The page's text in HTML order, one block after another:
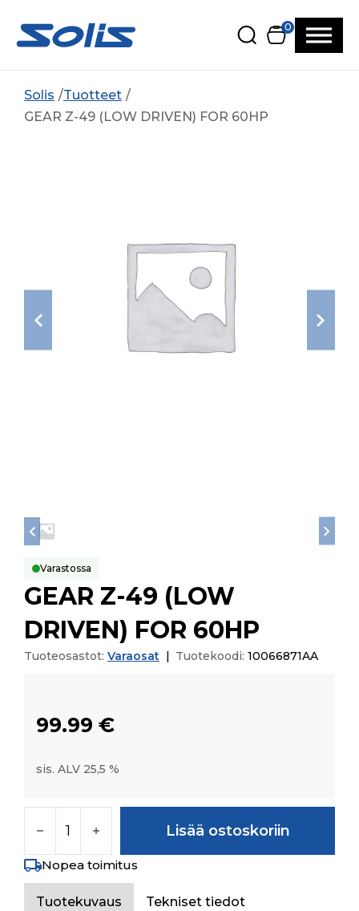
0
Solis
Tuotteet
GEAR Z-49 (LOW DRIVEN) FOR 60HP
Varastossa
GEAR Z-49 (LOW
DRIVEN) FOR 60HP
Tuoteosastot: Varaosat Tuotekoodi: 10066871AA
99.99 €
sis. ALV 25,5 %
Lisää ostoskoriin
Nopea toimitus
Tuotekuvaus Tekniset tiedot